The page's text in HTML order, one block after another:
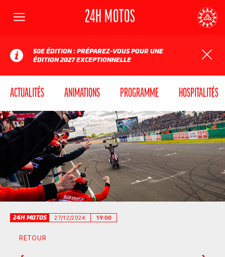
50E ÉDITION : PRÉPAREZ-VOUS POUR UNE
ÉDITION 2027 EXCEPTIONNELLE
ACTUALITÉS ANIMATIONS PROGRAMME HOSPITALITÉS
Menu 24H MOTOS
AUTOMOBILE CLUB DE L'OUEST 24
24H MOTOS 27/12/2024 19:00
RETOUR